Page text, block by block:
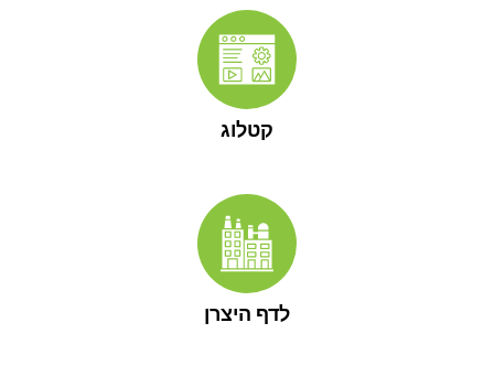
קטלוג
לדף היצרן